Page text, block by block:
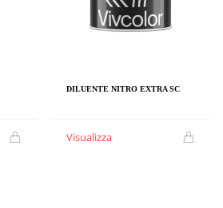
DILUENTE NITRO EXTRA SC
Visualizza